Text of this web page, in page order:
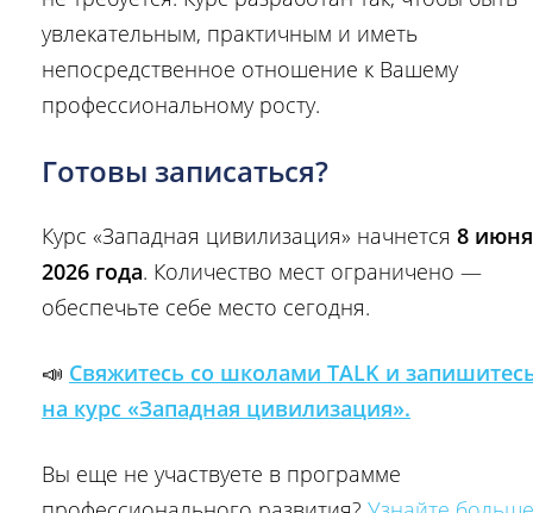
увлекательным, практичным и иметь
непосредственное отношение к Вашему
профессиональному росту.
Готовы записаться?
Курс «Западная цивилизация» начнется 8 июня
2026 года. Количество мест ограничено —
обеспечьте себе место сегодня.
📣 Свяжитесь со школами TALK и
на курс «Западная цивилизация».
Вы еще не участвуете в программе